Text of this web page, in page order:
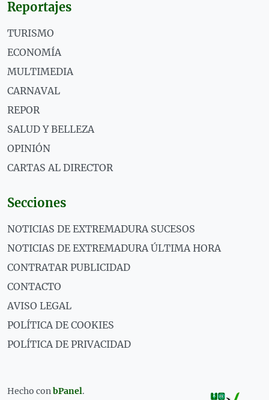
Reportajes
TURISMO
ECONOMÍA
MULTIMEDIA
CARNAVAL
REPOR
SALUD Y BELLEZA
OPINIÓN
CARTAS AL DIRECTOR
Secciones
NOTICIAS DE EXTREMADURA SUCESOS
NOTICIAS DE EXTREMADURA ÚLTIMA HORA
CONTRATAR PUBLICIDAD
CONTACTO
AVISO LEGAL
POLÍTICA DE COOKIES
POLÍTICA DE PRIVACIDAD
Hecho conbPanel.